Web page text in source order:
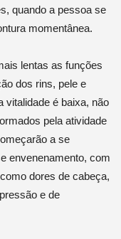
quando a pessoa se
momentânea.
lentas as funções
dos rins, pele e
vitalidade é baixa, não
pela atividade
a se
envenenamento, com
dores de cabeça,
e de